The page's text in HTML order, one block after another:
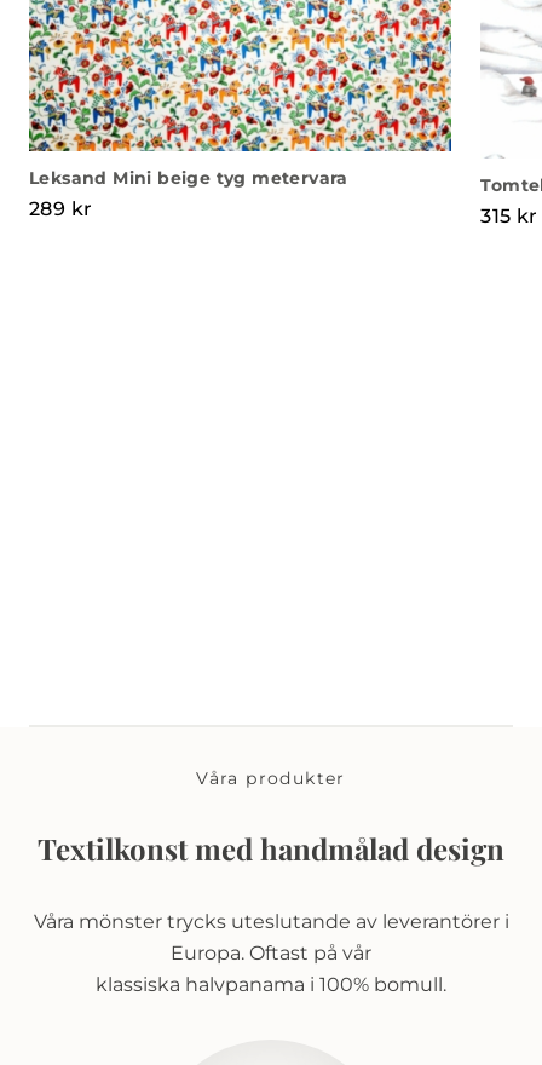
Leksand Mini beige tyg metervara
289 kr 315 kr
Våra produkter
Textilkonst med handmålad design
Våra mönster trycks uteslutande av leverantörer i
Europa. Oftast på vår
klassiska halvpanama i 100% bomull.